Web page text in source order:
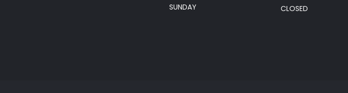
SUNDAY CLOSED